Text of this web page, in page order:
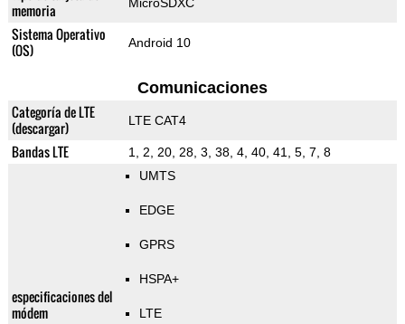
memoria
Sistema Operativo
(OS)
Android 10
Comunicaciones
Categoría de LTE
(descargar)
LTE CAT4
Bandas LTE 1, 2, 20, 28, 3, 38, 4, 40, 41, 5, 7, 8
especificaciones del
módem
UMTS
EDGE
GPRS
HSPA+
LTE